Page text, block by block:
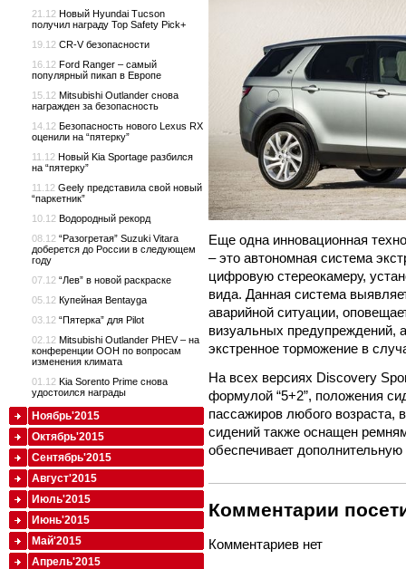
Еще одна инновационная
– это автономная система
цифровую стереокамеру,
вида. Данная система
аварийной ситуации,
визуальных предупреждений,
экстренное торможение в
На всех версиях Discovery
формулой “5+2”, положения
пассажиров любого возраста,
сидений также оснащен
обеспечивает дополнительную
Комментарии
Комментариев нет
21.12 Новый Hyundai Tucson
получил награду Top Safety Pick+
19.12 CR-V безопасности
16.12 Ford Ranger – самый
популярный пикап в Европе
15.12 Mitsubishi Outlander снова
награжден за безопасность
14.12 Безопасность нового Lexus RX
оценили на “пятерку”
11.12 Новый Kia Sportage разбился
на “пятерку”
11.12 Geely представила свой новый
“паркетник”
10.12 Водородный рекорд
08.12 “Разогретая” Suzuki Vitara
доберется до России в следующем
году
07.12 “Лев” в новой раскраске
05.12 Купейная Bentayga
03.12 “Пятерка” для Pilot
02.12 Mitsubishi Outlander PHEV – на
конференции ООН по вопросам
изменения климата
01.12 Kia Sorento Prime снова
удостоился награды
Ноябрь'2015
Октябрь'2015
Сентябрь'2015
Август'2015
Июль'2015
Июнь'2015
Май'2015
Апрель'2015